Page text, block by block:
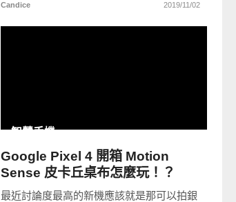
Candice 2019/11/02
智慧手機
Google Pixel 4 開箱 Motion
Sense 皮卡丘桌布怎麼玩！？
最近討論度最高的新機應該就是那可以拍銀